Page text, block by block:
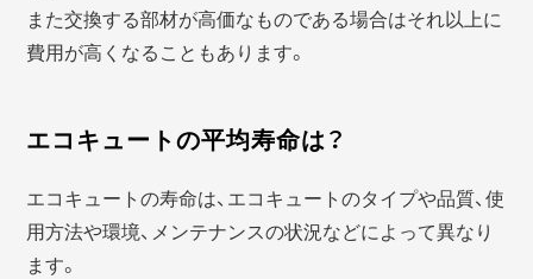
また交換する部材が高価なものである場合はそれ以上に
費用が高くなることもあります。
エコキュートの平均寿命は？
エコキュートの寿命は、エコキュートのタイプや品質、使
用方法や環境、メンテナンスの状況などによって異なり
ます。